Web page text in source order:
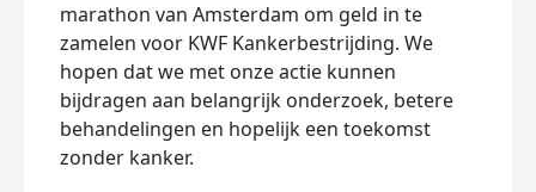
marathon van Amsterdam om geld in te
zamelen voor KWF Kankerbestrijding. We
hopen dat we met onze actie kunnen
bijdragen aan belangrijk onderzoek, betere
behandelingen en hopelijk een toekomst
zonder kanker.